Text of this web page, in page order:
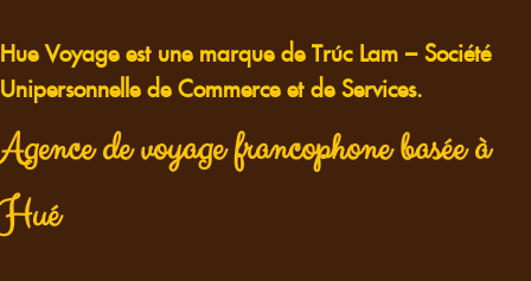
Hue Voyage est une marque de Trúc Lam – Société
Unipersonnelle de Commerce et de Services.
Agence de voyage francophone basée à
Hué